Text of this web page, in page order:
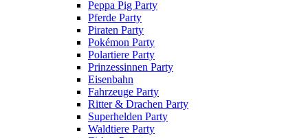
Peppa Pig Party
Pferde Party
Piraten Party
Pokémon Party
Polartiere Party
Prinzessinnen Party
Eisenbahn
Fahrzeuge Party
Ritter & Drachen Party
Superhelden Party
Waldtiere Party